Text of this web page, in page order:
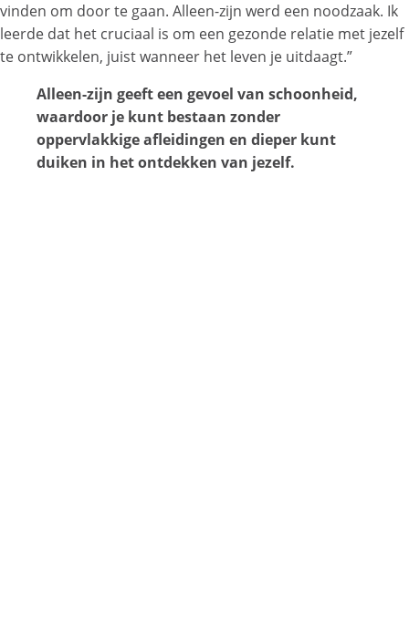
vinden om door te gaan. Alleen-zijn werd een noodzaak. Ik
leerde dat het cruciaal is om een gezonde relatie met jezelf
te ontwikkelen, juist wanneer het leven je uitdaagt.”
Alleen-zijn geeft een gevoel van schoonheid,
waardoor je kunt bestaan zonder
oppervlakkige afleidingen en dieper kunt
duiken in het ontdekken van jezelf.